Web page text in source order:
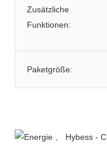
Zusätzliche
Funktionen:
Paketgröße: